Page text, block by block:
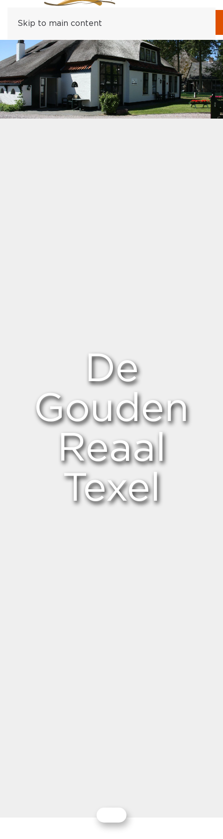
Skip to main content
De
Gouden
Reaal
Texel